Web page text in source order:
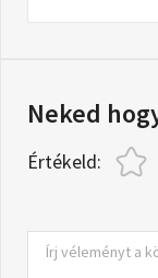
Neked
Értékeld: